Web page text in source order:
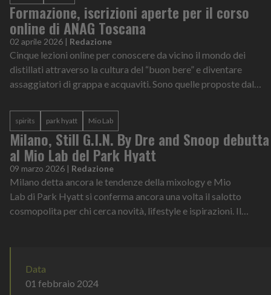
Formazione, iscrizioni aperte per il corso
online di ANAG Toscana
02 aprile 2026 | Redazione
Cinque lezioni online per conoscere da vicino il mondo dei
distillati attraverso la cultura del “buon bere” e diventare
assaggiatori di grappa e acquaviti. Sono quelle proposte dal
spirits park hyatt Mio Lab
Milano, Still G.I.N. By Dre and Snoop debutta
al Mio Lab del Park Hyatt
09 marzo 2026 | Redazione
Milano detta ancora le tendenze della mixology e Mio
Lab di Park Hyatt si conferma ancora una volta il salotto
cosmopolita per chi cerca novità, lifestyle e ispirazioni. Il
Data
01 febbraio 2024